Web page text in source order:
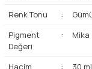
Renk Tonu
:
Pigment
Değeri
: Mika
Hacim :
30 ml